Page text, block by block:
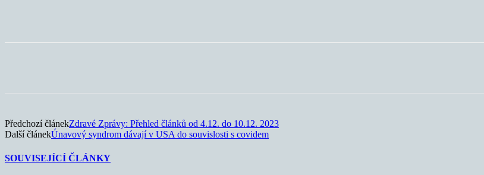
Předchozí článekZdravé Zprávy: Přehled článků od 4.12. do 10.12. 2023
Další článekÚnavový syndrom dávají v USA do souvislosti s covidem
SOUVISEJÍCÍ ČLÁNKY